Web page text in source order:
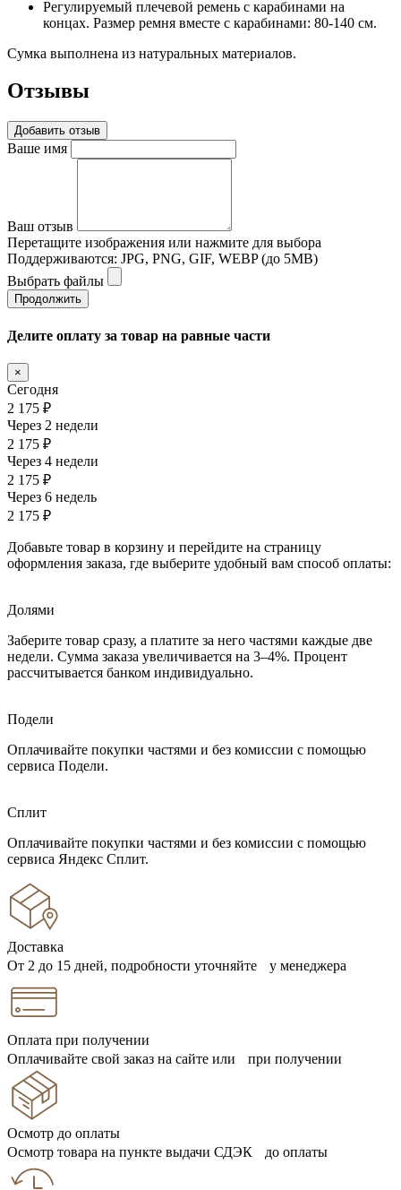
Регулируемый плечевой ремень с карабинами на
концах. Размер ремня вместе с карабинами: 80-140 см.
Сумка выполнена из натуральных материалов.
Отзывы
Добавить отзыв
Ваше имя
Ваш отзыв
Перетащите изображения или нажмите для выбора
Поддерживаются: JPG, PNG, GIF, WEBP (до 5MB)
Выбрать файлы
Продолжить
Делите оплату за товар на равные части
×
Сегодня
2 175 ₽
Через 2 недели
2 175 ₽
Через 4 недели
2 175 ₽
Через 6 недель
2 175 ₽
Добавьте товар в корзину и перейдите на страницу
оформления заказа, где выберите удобный вам способ оплаты:
Долями
Заберите товар сразу, а платите за него частями каждые две
недели. Сумма заказа увеличивается на 3–4%. Процент
рассчитывается банком индивидуально.
Подели
Оплачивайте покупки частями и без комиссии с помощью
сервиса Подели.
Сплит
Оплачивайте покупки частями и без комиссии с помощью
сервиса Яндекс Сплит.
Доставка
От 2 до 15 дней, подробности уточняйте у менеджера
Оплата при получении
Оплачивайте свой заказ на сайте или при получении
Осмотр до оплаты
Осмотр товара на пункте выдачи СДЭК до оплаты